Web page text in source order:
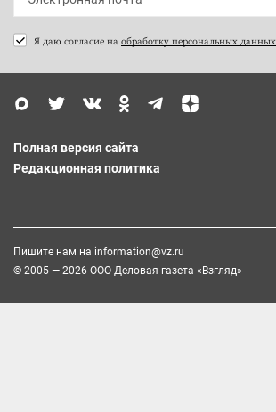
Я даю согласие на обработку персональных данных
Полная версия сайта
Редакционная политика
Пишите нам на information@vz.ru
© 2005 — 2026 ООО Деловая газета «Взгляд»